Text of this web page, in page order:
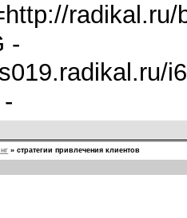
-
» стратегии привлечения клиентов